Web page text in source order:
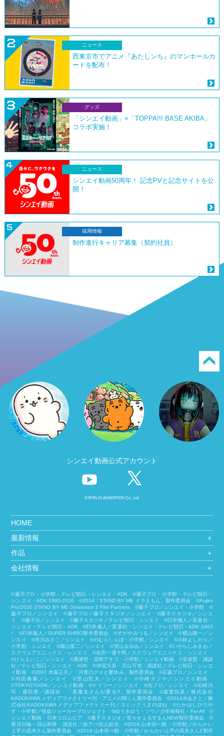
ニュース
西東京市でアニメ『あたしンち』のマンホールカ
ードを配布！
グッズ
「シンエイ動画」×「TOPPA!!! BASE AKIBA」
コラボ実施！
ニュース
シンエイ動画50周年！ 記念PVと記念サイトを公
開！
採用情報
制作進行キャリア募集（契約社員）
シンエイ動画公式アカウント
©SHIN-EI ANIMATION Co., Ltd.
HOME
最新情報
＋
作品
＋
会社情報
＋
©藤子プロ・小学館・テレビ朝日・シンエイ・ADK ©藤子プロ・小学館・テレビ朝日・
シンエイ・ADK 1980-2026 ©2014「STAND BY ME ドラえもん」製作委員会 ©Fujiko
Pro/2020 STAND BY ME Doraemon 2 Film Partners ©藤子プロ／シンエイ・小学館 ©
藤子プロ／シンエイ ©藤子プロ／藤子スタジオ／シンエイ ©藤子スタジオ／シンエ
イ ©藤子Ⓐ／シンエイ ©藤子スタジオ／テレビ朝日・シンエイ ©臼井儀人／双葉社・
シンエイ・テレビ朝日・ADK ©臼井儀人／双葉社・シンエイ・テレビ朝日・ADK 1993
ｰ ©臼井儀人／SUPER SHIRO製作委員会 ©すがやみつる／シンエイ ©横山隆一／シ
ンエイ ©市川みさこ／シンエイ ©のむらしんぼ・小学館／シンエイ ©小林よしのり／
小学館・シンエイ ©園山俊二／シンエイ ©室山まゆみ／シンエイ ©いがらしみきお／
スクウェアエニックス・シンエイ ©金田一蓮十郎／スクウェアエニックス・シンエイ
©けらえいこ／シンエイ ©雁屋哲・花咲アキラ・小学館／シンエイ動画 ©安達哲・講談
社／テレビ朝日・シンエイ・ADK ©伊賀大晃・月山可也・講談社／テレビ朝日・シンエ
イ動画 ©2007 木暮正夫／「河童のクゥと夏休み」製作委員会 ©石森プロ／シンエイ
©内田春菊／シンエイ ©景山民夫／シンエイ ©中崎タツヤ／シンエイ動画
©︎TOKYOTOON／シンエイ動画 ©ケイツー／シンエイ ©光プロ／シンエイ ©石崎洋
司・藤田香／講談社・「黒魔女さんが通る!!」製作委員会 ©森繁拓真／株式会社
KADOKAWA メディアファクトリー刊・アニメの関くん製作委員会 ©2014水あさと／株
式会社KADOKAWA メディアファクトリー刊／コミックうまのほね ©たかはしひでや
す・小学館／怪盗ジョーカープロジェクト ©ゆうきゆう・ソウ／少年画報社・For All ©
シンエイ動画・日本コロムビア ©藤子スタジオ／笑ゥせぇるすまんNEW製作委員会 ©
香月日輪・深山和香・講談社／妖アパ住人組合 ©2018 山本崇一朗・小学館／からかい
上手の高木さん製作委員会 ©2019 山本崇一朗・小学館／からかい上手の高木さん2製作